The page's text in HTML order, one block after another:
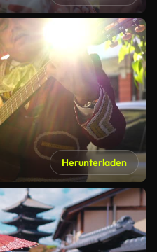
Herunterladen